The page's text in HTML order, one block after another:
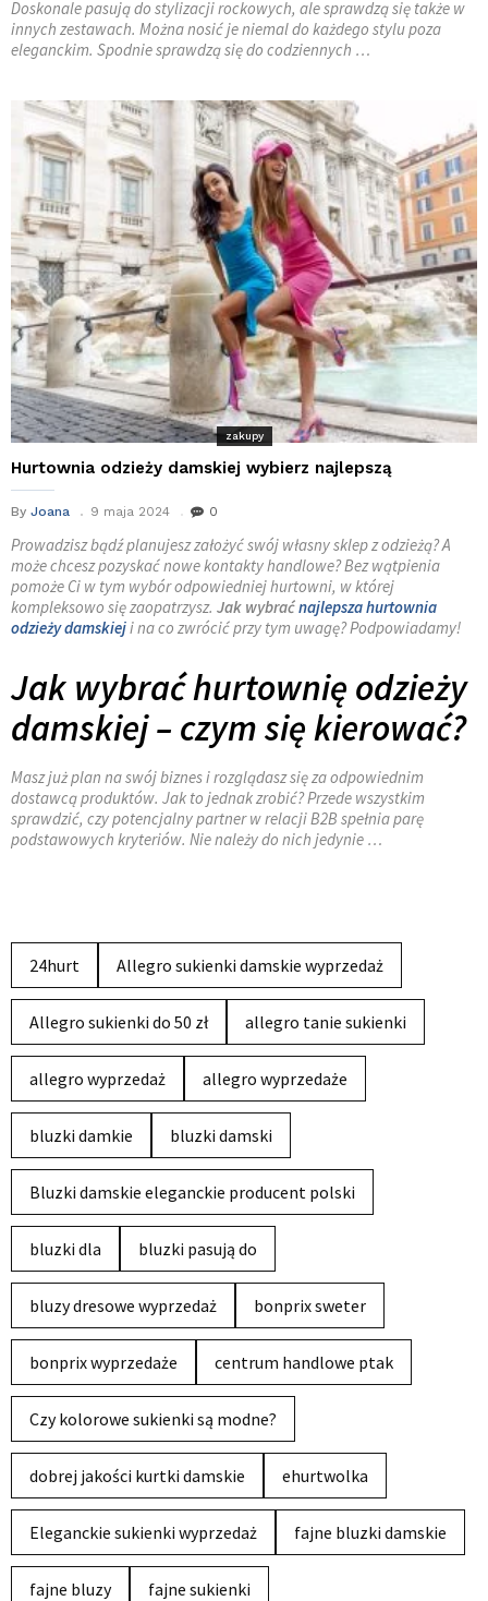
Doskonale pasują do stylizacji rockowych, ale sprawdzą się także w
innych zestawach. Można nosić je niemal do każdego stylu poza
eleganckim. Spodnie sprawdzą się do codziennych …
zakupy
Hurtownia odzieży damskiej wybierz najlepszą
By Joana 9 maja 2024 0
Prowadzisz bądź planujesz założyć swój własny sklep z odzieżą? A
może chcesz pozyskać nowe kontakty handlowe? Bez wątpienia
pomoże Ci w tym wybór odpowiedniej hurtowni, w której
kompleksowo się zaopatrzysz. Jak wybraćnajlepsza hurtownia
odzieży damskieji na co zwrócić przy tym uwagę? Podpowiadamy!
Jak wybrać hurtownię odzieży
damskiej – czym się kierować?
Masz już plan na swój biznes i rozglądasz się za odpowiednim
dostawcą produktów. Jak to jednak zrobić? Przede wszystkim
sprawdzić, czy potencjalny partner w relacji B2B spełnia parę
podstawowych kryteriów. Nie należy do nich jedynie …
24hurt Allegro sukienki damskie wyprzedaż
Allegro sukienki do 50 zł allegro tanie sukienki
allegro wyprzedaż allegro wyprzedaże
bluzki damkie bluzki damski
Bluzki damskie eleganckie producent polski
bluzki dla bluzki pasują do
bluzy dresowe wyprzedaż bonprix sweter
bonprix wyprzedaże centrum handlowe ptak
Czy kolorowe sukienki są modne?
dobrej jakości kurtki damskie ehurtwolka
Eleganckie sukienki wyprzedaż fajne bluzki damskie
fajne bluzy fajne sukienki